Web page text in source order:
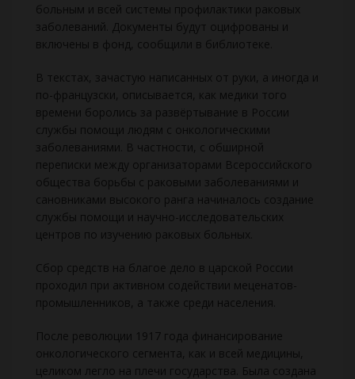
больным и всей системы профилактики раковых
заболеваний. Документы будут оцифрованы и
включены в фонд, сообщили в библиотеке.
В текстах, зачастую написанных от руки, а иногда и
по-французски, описывается, как медики того
времени боролись за развёртывание в России
службы помощи людям с онкологическими
заболеваниями. В частности, с обширной
переписки между организаторами Всероссийского
общества борьбы с раковыми заболеваниями и
сановниками высокого ранга начиналось создание
службы помощи и научно-исследовательских
центров по изучению раковых больных.
Сбор средств на благое дело в царской России
проходил при активном содействии меценатов-
промышленников, а также среди населения.
После революции 1917 года финансирование
онкологического сегмента, как и всей медицины,
целиком легло на плечи государства. Была создана